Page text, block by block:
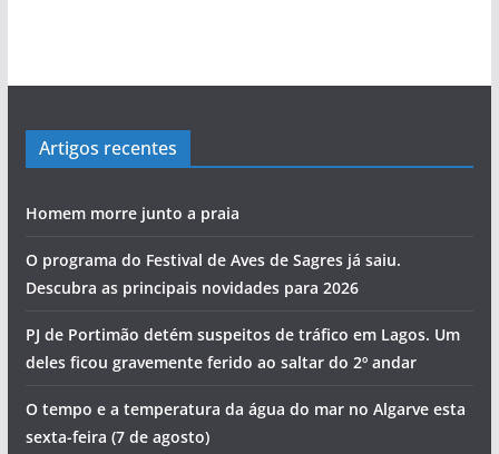
Artigos recentes
Homem morre junto a praia
O programa do Festival de Aves de Sagres já saiu.
Descubra as principais novidades para 2026
PJ de Portimão detém suspeitos de tráfico em Lagos. Um
deles ficou gravemente ferido ao saltar do 2º andar
O tempo e a temperatura da água do mar no Algarve esta
sexta-feira (7 de agosto)